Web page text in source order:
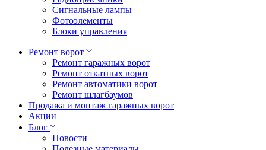
Сигнальные лампы
Фотоэлементы
Блоки управления
Ремонт ворот
Ремонт гаражных ворот
Ремонт откатных ворот
Ремонт автоматики ворот
Ремонт шлагбаумов
Продажа и монтаж гаражных ворот
Акции
Блог
Новости